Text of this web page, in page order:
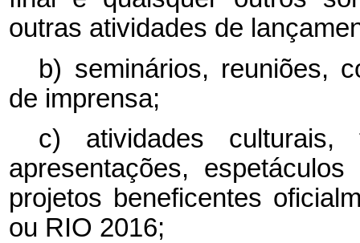
outras atividades de
b) seminários, reuniões,
de imprensa;
c) atividades culturais,
apresentações,
projetos beneficentes
ou RIO 2016;